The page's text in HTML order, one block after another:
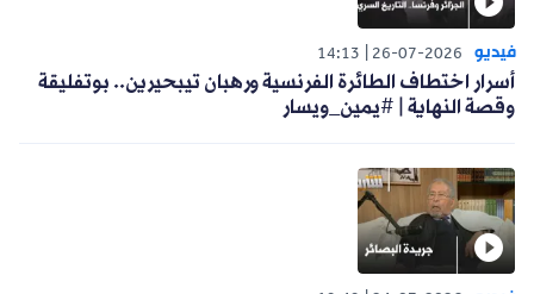
فيديو 26-07-2026
14:13
أسرار اختطاف الطائرة الفرنسية ورهبان تيبحيرين.. بوتفليقة
وقصة النهاية | #يمين_ويسار